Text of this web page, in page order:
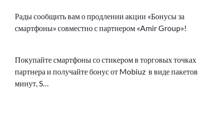
Рады сообщить вам о продлении акции «Бонусы за
смартфоны» совместно с партнером «Amir Group»!
Покупайте смартфоны со стикером в торговых точках
партнера и получайте бонус от Mobiuz в виде пакетов
минут, S…